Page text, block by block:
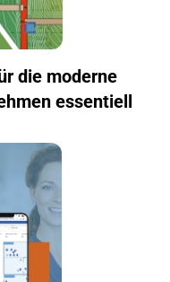
die moderne
essentiell